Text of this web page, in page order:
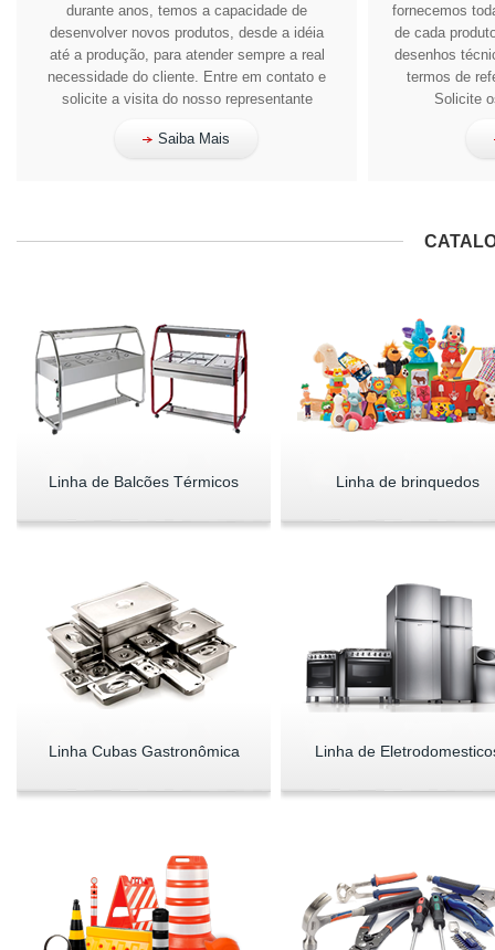
durante anos, temos a capacidade de
desenvolver novos produtos, desde a idéia
até a produção, para atender sempre a real
necessidade do cliente. Entre em contato e
solicite a visita do nosso representante
Saiba Mais
fornecemos
de cada
desenhos
termos de
Solicite
Linha de Balcões Térmicos Linha de brinquedos
Linha Cubas Gastronômica Linha de